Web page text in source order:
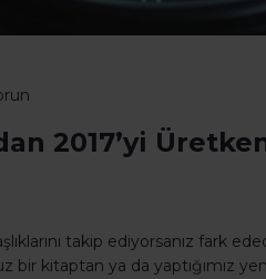
2017’yi
takip ediyorsanız fark
kitaptan ya da yaptığımız